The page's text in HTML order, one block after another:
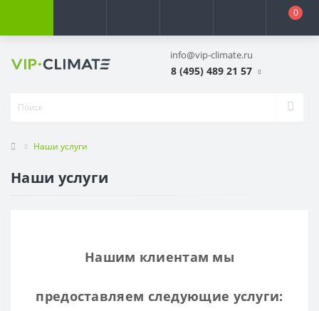
0
info@vip-climate.ru
8 (495) 489 21 57
Наши услуги
Наши услуги
Нашим клиентам мы
предоставляем следующие услуги: